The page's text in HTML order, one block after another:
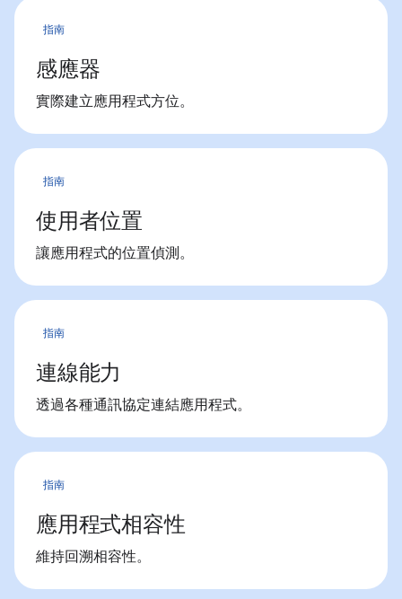
指南
感應器
實際建立應用程式方位。
指南
使用者位置
讓應用程式的位置偵測。
指南
連線能力
透過各種通訊協定連結應用程式。
指南
應用程式相容性
維持回溯相容性。